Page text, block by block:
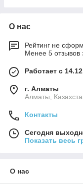
О нас
Рейтинг не
Менее 5 отзывов
Работает с
г. Алматы
Алматы,
Контакты
Сегодня
Показать весь
О нас